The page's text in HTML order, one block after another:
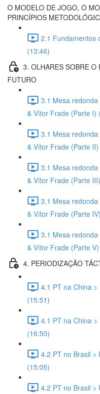
O MODELO DE JOGO, O
PRINCÍPIOS
2.1 Fundamentos
(13:46)
3. OLHARES SOBRE O
FUTURO
3.1 Mesa
& Vítor Frade (Parte I)
3.1 Mesa
& Vítor Frade (Parte
3.1 Mesa
& Vítor Frade (Parte
3.1 Mesa
& Vítor Frade (Parte
3.1 Mesa
& Vítor Frade (Parte
4. PERIODIZAÇÃO
4.1 PT na China
(15:51)
4.1 PT na China
(16:50)
4.2 PT no Brasil >
(15:05)
4.2 PT no Brasil >